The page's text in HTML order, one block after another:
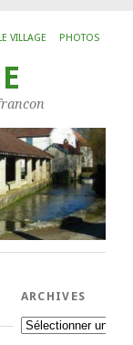
VILLAGE PHOTOS
ARCHIVES
Archives